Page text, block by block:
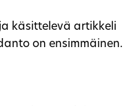
käsittelevä artikkeli
on ensimmäinen.